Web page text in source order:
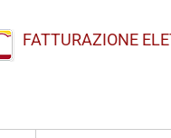
FATTURAZIONE